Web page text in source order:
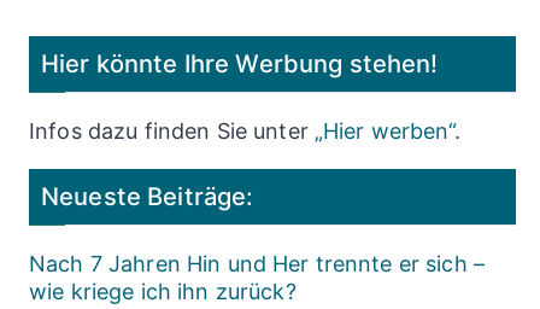
Hier könnte Ihre Werbung stehen!
Infos dazu finden Sie unter „Hier werben“.
Neueste Beiträge:
Nach 7 Jahren Hin und Her trennte er sich –
wie kriege ich ihn zurück?